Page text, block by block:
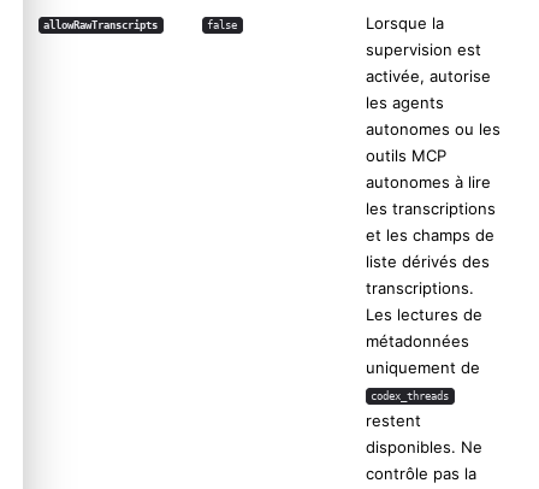
allowRawTranscripts false
Lorsque la
supervision est
activée, autorise
les agents
autonomes ou les
outils MCP
autonomes à lire
les transcriptions
et les champs de
liste dérivés des
transcriptions.
Les lectures de
métadonnées
uniquement de
codex_threads
restent
disponibles. Ne
contrôle pas la